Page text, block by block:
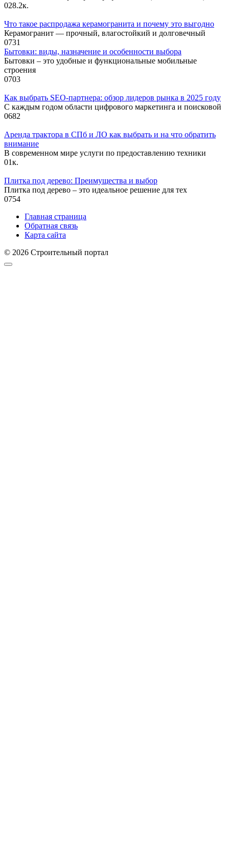
028.2к.
Что такое распродажа керамогранита и почему это выгодно
Керамогранит — прочный, влагостойкий и долговечный
0731
Бытовки: виды, назначение и особенности выбора
Бытовки – это удобные и функциональные мобильные
строения
0703
Как выбрать SEO-партнера: обзор лидеров рынка в 2025 году
С каждым годом области цифрового маркетинга и поисковой
0682
Аренда трактора в СПб и ЛО как выбрать и на что обратить
внимание
В современном мире услуги по предоставлению техники
01к.
Плитка под дерево: Преимущества и выбор
Плитка под дерево – это идеальное решение для тех
0754
Главная страница
Обратная связь
Карта сайта
© 2026 Строительный портал